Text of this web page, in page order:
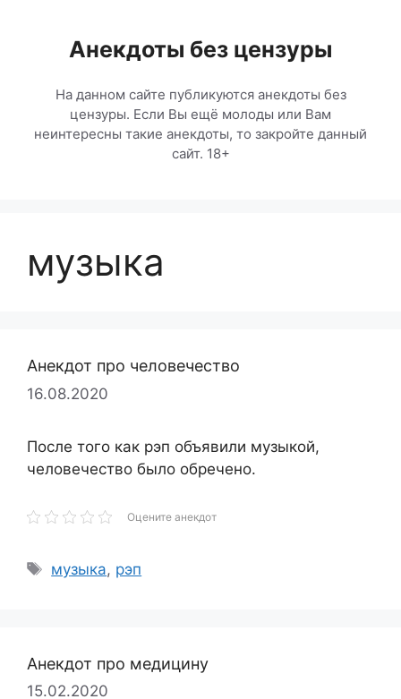
содержимомуАнекдоты без цензуры
На данном сайте публикуются анекдоты без
цензуры. Если Вы ещё молоды или Вам
неинтересны такие анекдоты, то закройте данный
сайт. 18+
музыка
Анекдот про человечество
16.08.2020
После того как рэп объявили музыкой,
человечество было обречено.
Оцените анекдот
Метки
музыка, рэп
Анекдот про медицину
15.02.2020